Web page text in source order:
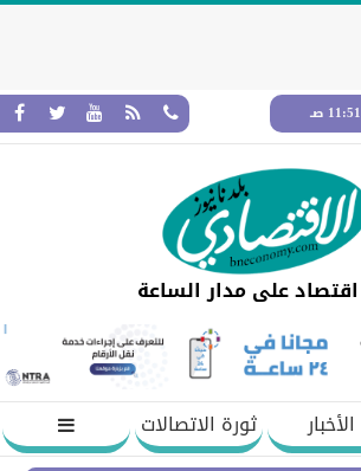
11:51 صـ
اقتصاد على مدار الساعة
الأخبار
ثورة الاتصالات